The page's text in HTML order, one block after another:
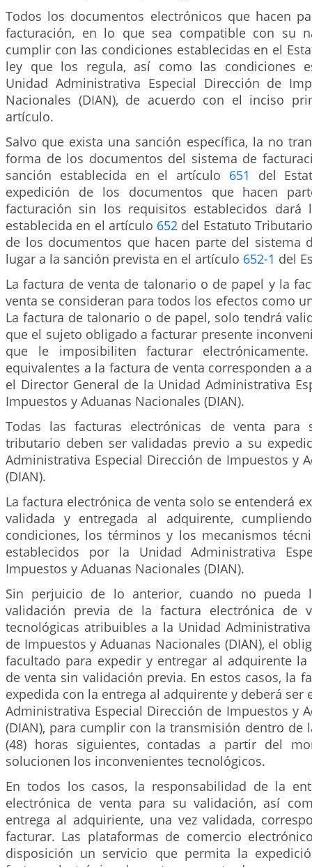
Todos los documentos electrónicos que hacen
facturación, en lo que sea compatible con su
cumplir con las condiciones establecidas en el
ley que los regula, así como las condiciones
Unidad Administrativa Especial Dirección de
Nacionales (DIAN), de acuerdo con el inciso
artículo.
Salvo que exista una sanción específica, la no
forma de los documentos del sistema de
sanción establecida en el artículo 651
del
expedición de los documentos que hacen
facturación sin los requisitos establecidos dará
establecida en el artículo 652 del Estatuto
de los documentos que hacen parte del sistema
lugar a la sanción prevista en el artículo 652-1 del
La factura de venta de talonario o de papel y la
venta se consideran para todos los efectos como
La factura de talonario o de papel, solo tendrá
que el sujeto obligado a facturar presente
que le imposibiliten facturar
equivalentes a la factura de venta corresponden a
el Director General de la Unidad Administrativa
Impuestos y Aduanas Nacionales (DIAN).
Todas las facturas electrónicas de venta para
tributario deben ser validadas previo a su
Administrativa Especial Dirección de Impuestos y
(DIAN).
La factura electrónica de venta solo se entenderá
validada y entregada al adquirente,
condiciones, los términos y los mecanismos
establecidos por la Unidad Administrativa
Impuestos y Aduanas Nacionales (DIAN).
Sin perjuicio de lo anterior, cuando no pueda
validación previa de la factura electrónica de
tecnológicas atribuibles a la Unidad
de Impuestos y Aduanas Nacionales (DIAN), el
facultado para expedir y entregar al adquirente
de venta sin validación previa. En estos casos, la
expedida con la entrega al adquirente y deberá ser
Administrativa Especial Dirección de Impuestos y
(DIAN), para cumplir con la transmisión dentro de
(48) horas siguientes, contadas a partir del
solucionen los inconvenientes tecnológicos.
En todos los casos, la responsabilidad de la
electrónica de venta para su validación, así
entrega al adquiriente, una vez validada,
facturar. Las plataformas de comercio
disposición un servicio que permita la